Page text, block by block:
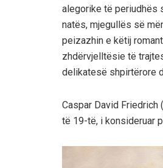
alegorike të periudhës
natës, mjegullës së
peizazhin e këtij
zhdërvjelltësie të
delikatesë shpirtërore
Caspar David
të 19-të, i konsideruar